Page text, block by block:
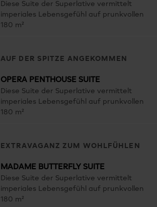
Diese Suite der Superlative vermittelt
imperiales Lebensgefühl auf prunkvollen
180 m²
AUF DER SPITZE ANGEKOMMEN
OPERA PENTHOUSE SUITE
Diese Suite der Superlative vermittelt
imperiales Lebensgefühl auf prunkvollen
180 m²
EXTRAVAGANZ ZUM WOHLFÜHLEN
MADAME BUTTERFLY SUITE
Diese Suite der Superlative vermittelt
imperiales Lebensgefühl auf prunkvollen
180 m²